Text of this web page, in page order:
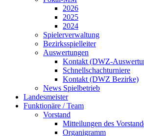
2026
2025
2024
Spielerverwaltung
Bezirksspielleiter
Auswertungen
Kontakt (DWZ-
Schnellschachturniere
Kontakt (DWZ Bezirke)
News Spielbetrieb
Landesmeister
Funktionäre / Team
Vorstand
Mitteilungen des
Organigramm